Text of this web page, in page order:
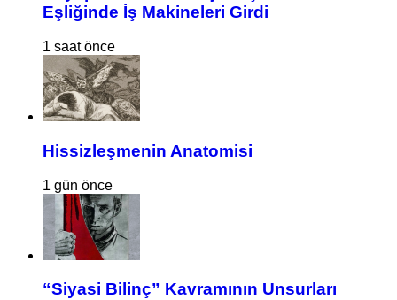
Eşliğinde İş Makineleri Girdi
1 saat önce
Hissizleşmenin Anatomisi
1 gün önce
“Siyasi Bilinç” Kavramının Unsurları